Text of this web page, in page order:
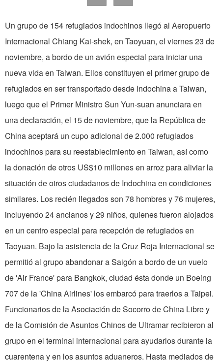
Un grupo de 154 refugiados indochinos llegó al Aeropuerto
Internacional Chiang Kai-shek, en Taoyuan, el viernes 23 de
noviembre, a bordo de un avión especial para iniciar una
nueva vida en Taiwan. Ellos constituyen el primer grupo de
refugiados en ser transportado desde Indochina a Taiwan,
luego que el Primer Ministro Sun Yun-suan anunciara en
una declaración, el 15 de noviembre, que la República de
China aceptará un cupo adicional de 2.000 refugiados
indochinos para su reestablecimiento en Taiwan, así como
la donación de otros US$10 millones en arroz para aliviar la
situación de otros ciudadanos de Indochina en condiciones
similares. Los recién llegados son 78 hombres y 76 mujeres,
incluyendo 24 ancianos y 29 niños, quienes fueron alojados
en un centro especial para recepción de refugiados en
Taoyuan. Bajo la asistencia de la Cruz Roja Internacional se
permitió al grupo abandonar a Saigón a bordo de un vuelo
de 'Air France' para Bangkok, ciudad ésta donde un Boeing
707 de la 'China Airlines' los embarcó para traerlos a Taipei.
Funcionarios de la Asociación de Socorro de China Libre y
de la Comisión de Asuntos Chinos de Ultramar recibieron al
grupo en el terminal internacional para ayudarlos durante la
cuarentena y en los asuntos aduaneros. Hasta mediados de